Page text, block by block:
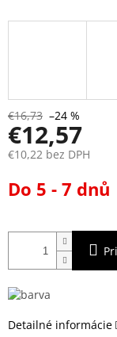
€16,73 –24 %
€12,57
€10,22 bez DPH
cena:
Do 5 - 7 dnů
Detailné informácie